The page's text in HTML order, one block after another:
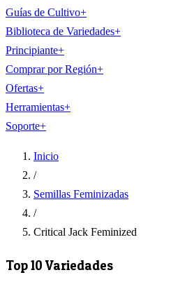
Guías de Cultivo+
Biblioteca de Variedades+
Principiante+
Comprar por Región+
Ofertas+
Herramientas+
Soporte+
Inicio
/
Semillas Feminizadas
/
Critical Jack Feminized
Top 10 Variedades